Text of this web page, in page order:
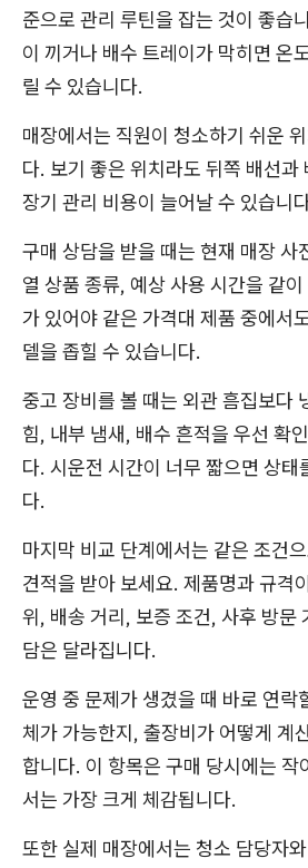
준으로 관리 루틴을 잡는 것이 좋습
이 끼거나 배수 트레이가 막히면 온
릴 수 있습니다.
매장에서는 직원이 청소하기 쉬운
다. 보기 좋은 위치라도 뒤쪽 배선과
장기 관리 비용이 늘어날 수 있습니
구매 상담을 받을 때는 현재 매장 사
열 상품 종류, 예상 사용 시간을 같
가 있어야 같은 가격대 제품 중에서
델을 좁힐 수 있습니다.
중고 장비를 볼 때는 외관 흠집보다
힘, 내부 냄새, 배수 흔적을 우선 확
다. 시운전 시간이 너무 짧으면 상태
다.
마지막 비교 단계에서는 같은 조건
견적을 받아 보세요. 제품명과 규격
위, 배송 거리, 보증 조건, 사후 방문
담은 달라집니다.
운영 중 문제가 생겼을 때 바로 연락
체가 가능한지, 출장비가 어떻게 계
합니다. 이 항목은 구매 당시에는 작
서는 가장 크게 체감됩니다.
또한 실제 매장에서는 청소 담당자